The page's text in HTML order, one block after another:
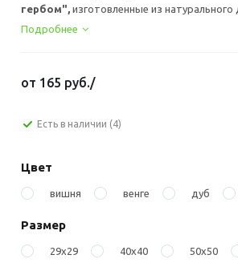
гербом", изготовленные из
Подробнее
от 165 руб./
Есть в наличии (4)
Цвет
вишня венге дуб
Размер
29x29 40x40 50x50